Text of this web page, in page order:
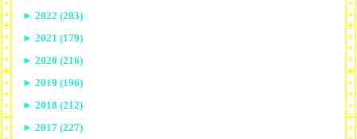
► 2022 (203)
► 2021 (179)
► 2020 (216)
► 2019 (196)
► 2018 (212)
► 2017 (227)